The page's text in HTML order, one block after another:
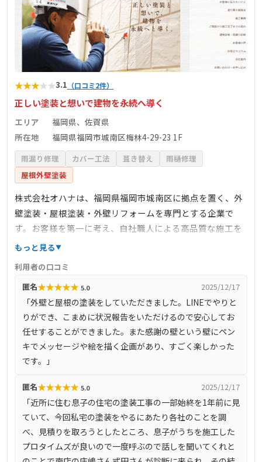
★★★★★3.1 （口コミ2件）
正しい塗装と想いで建物を永続へ導く
エリア
福岡県、佐賀県
所在地
福岡県福岡市城南区梅林4-29-23 1F
雨漏り修理 カバー工法 葺き替え
雨樋修理
屋根外壁塗装
株式会社オハナは、福岡県福岡市城南区に拠点を置く、外
壁塗装・屋根塗装・外壁リフォームを専門とする企業で
す。お客様を第一に考え、自社職人による高品質な施工を
提供しています。また、建物診断や雨漏り診断を無料で実
に、定期的に「屋根・外壁塗り替え勉強会」を開催し、地
域の皆様に正しい塗装の知識を提供しています。
もっと見る
利用者の口コミ
匿名★★★★★ 5.0 2025/12/17
「外壁と屋根の塗装をしていただきました。LINEでやりと
りができ、こまめに状況報告をいただけるので安心してお
任せすることができました。また感謝の壁という壁にペン
キでメッセージや絵を描く企画があり、すごく楽しかった
です。」
匿名★★★★★ 5.0 2025/12/17
「近所に住む息子の住宅の塗装工事の一部始終を1年前に見
ていて、今回私宅の塗装をやるにあたり各社のことを調
べ、見積りを取ろうとしたところ、息子がうちを施工した
プロタイムズが良いので一度呼ぶので話しを聞いてくれと